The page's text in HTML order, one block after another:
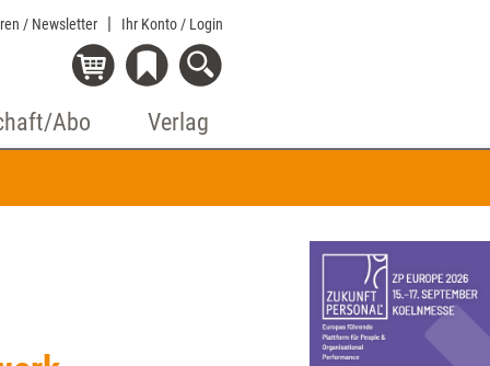
/ Newsletter Ihr Konto / Login
Abo Verlag